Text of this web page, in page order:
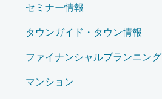
セミナー情報
タウンガイド・タウン情報
ファイナンシャルプランニング
マンション